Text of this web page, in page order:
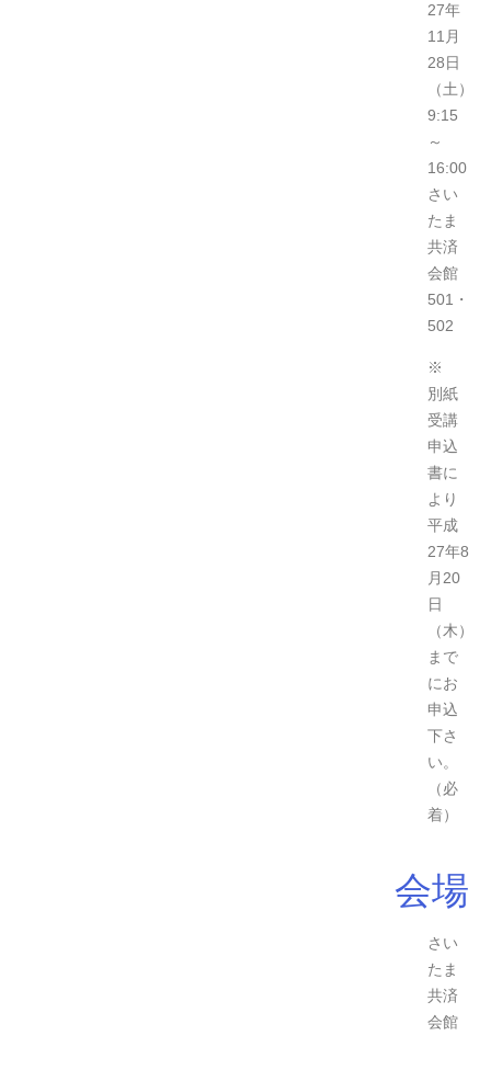
27年
11月
28日
（土）
9:15
～
16:00
さい
たま
共済
会館
501・
502
※
別紙
受講
申込
書に
より
平成
27年8
月20
日
（木）
まで
にお
申込
下さ
い。
（必
着）
会場
さい
たま
共済
会館